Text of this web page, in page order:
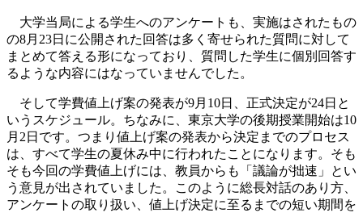
大学当局による学生へのアンケートも、実施はされたもの
の8月23日に公開された回答は多く寄せられた質問に対して
まとめて答える形になっており、質問した学生に個別回答す
るような内容にはなっていませんでした。
そして学費値上げ案の発表が9月10日、正式決定が24日と
いうスケジュール。ちなみに、東京大学の後期授業開始は10
月2日です。つまり値上げ案の発表から決定までのプロセス
は、すべて学生の夏休み中に行われたことになります。そも
そも今回の学費値上げには、教員からも「議論が拙速」とい
う意見が出されていました。このように総長対話のあり方、
アンケートの取り扱い、値上げ決定に至るまでの短い期間を